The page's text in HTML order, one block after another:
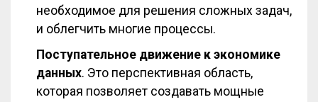
необходимое для решения сложных задач,
и облегчить многие процессы.
Поступательное движение к экономике
данных. Это перспективная область,
которая позволяет создавать мощные